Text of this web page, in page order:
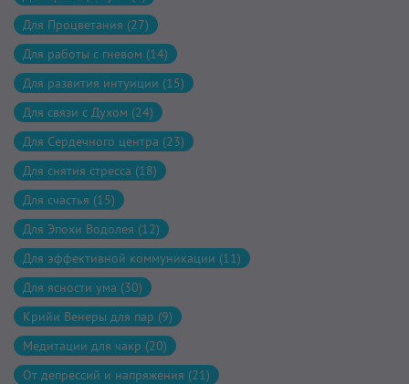
Для Процветания (27)
Для работы с гневом (14)
Для развития интуиции (15)
Для связи с Духом (24)
Для Сердечного центра (23)
Для снятия стресса (18)
Для счастья (15)
Для Эпохи Водолея (12)
Для эффективной коммуникации (11)
Для ясности ума (30)
Крийи Венеры для пар (9)
Медитации для чакр (20)
От депрессий и напряжения (21)